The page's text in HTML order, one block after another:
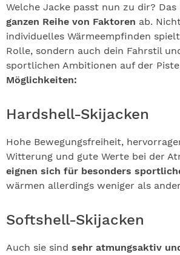
Welche Jacke passt nun zu dir? Das
ganzen Reihe von Faktoren ab.
individuelles Wärmeempfinden
Rolle, sondern auch dein Fahrstil
sportlichen Ambitionen auf der
Möglichkeiten:
Hardshell-Skijacken
Hohe Bewegungsfreiheit,
Witterung und gute Werte bei der
eignen sich für besonders
wärmen allerdings weniger als
Softshell-Skijacken
Auch sie sind sehr atmungsaktiv